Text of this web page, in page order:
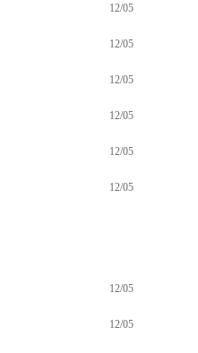
12/05
12/05
12/05
12/05
12/05
12/05
12/05
12/05